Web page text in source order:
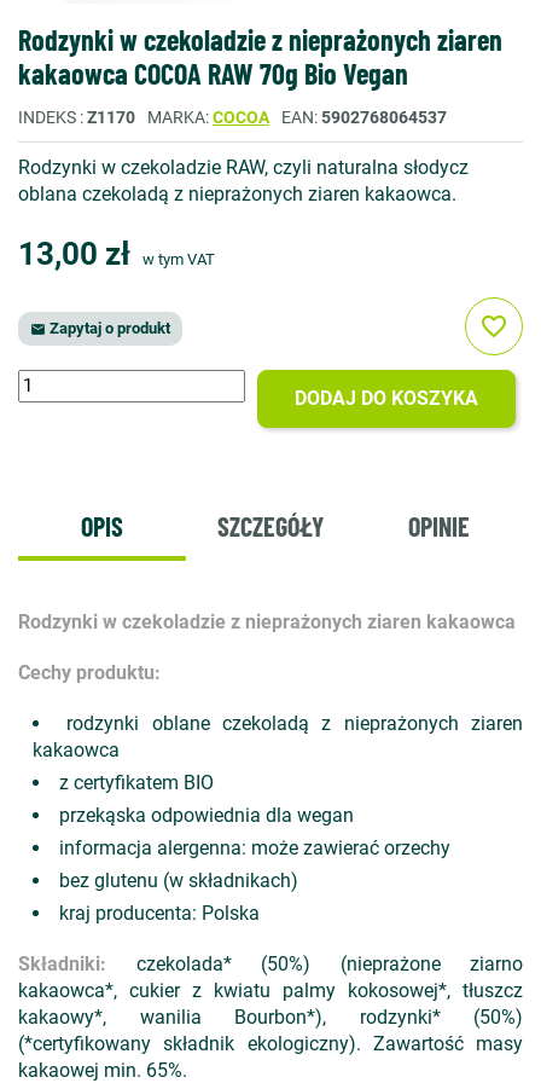
Rodzynki w czekoladzie z nieprażonych ziaren
kakaowca COCOA RAW 70g Bio Vegan
INDEKS Z1170 MARKA COCOA EAN 5902768064537
Rodzynki w czekoladzie RAW, czyli naturalna słodycz
oblana czekoladą z nieprażonych ziaren kakaowca.
13,00 zł w tym VAT
 Zapytaj o produkt
DODAJ DO KOSZYKA
favorite_border
OPIS SZCZEGÓŁY OPINIE
Rodzynki w czekoladzie z nieprażonych ziaren kakaowca
Cechy produktu:
rodzynki oblane czekoladą z nieprażonych ziaren
kakaowca
z certyfikatem BIO
przekąska odpowiednia dla wegan
informacja alergenna: może zawierać orzechy
bez glutenu (w składnikach)
kraj producenta: Polska
Składniki: czekolada* (50%) (nieprażone ziarno
kakaowca*, cukier z kwiatu palmy kokosowej*, tłuszcz
kakaowy*, wanilia Bourbon*), rodzynki* (50%)
(*certyfikowany składnik ekologiczny). Zawartość masy
kakaowej min. 65%.